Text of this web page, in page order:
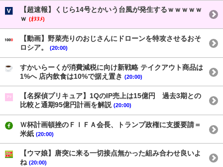
【超速報】くじら14号とかいう台風が発生するｗｗｗｗｗ
ｗ (ｵﾇﾇﾒ)
【動画】野菜売りのおじさんにドローンを特攻させるおそ
ロシア。
(20:00)
すかいらーくが消費減税に向け新戦略 テイクアウト商品は
1%へ 店内飲食は10%で据え置き (20:00)
【名探偵プリキュア】1QのIP売上は15億円 過去3期との
比較と通期95億円計画を解説 (20:00)
Ｗ杯計画頓挫のＦＩＦＡ会長、トランプ政権に支援要請＝
米紙 (20:00)
【ウマ娘】唐突に来る一切接点無かった組み合わせ良いよ
ね (20:00)